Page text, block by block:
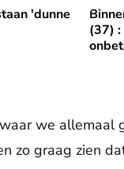
'dunne
'dunne plaatsen'
(37) :
we allemaal
zo graag zien